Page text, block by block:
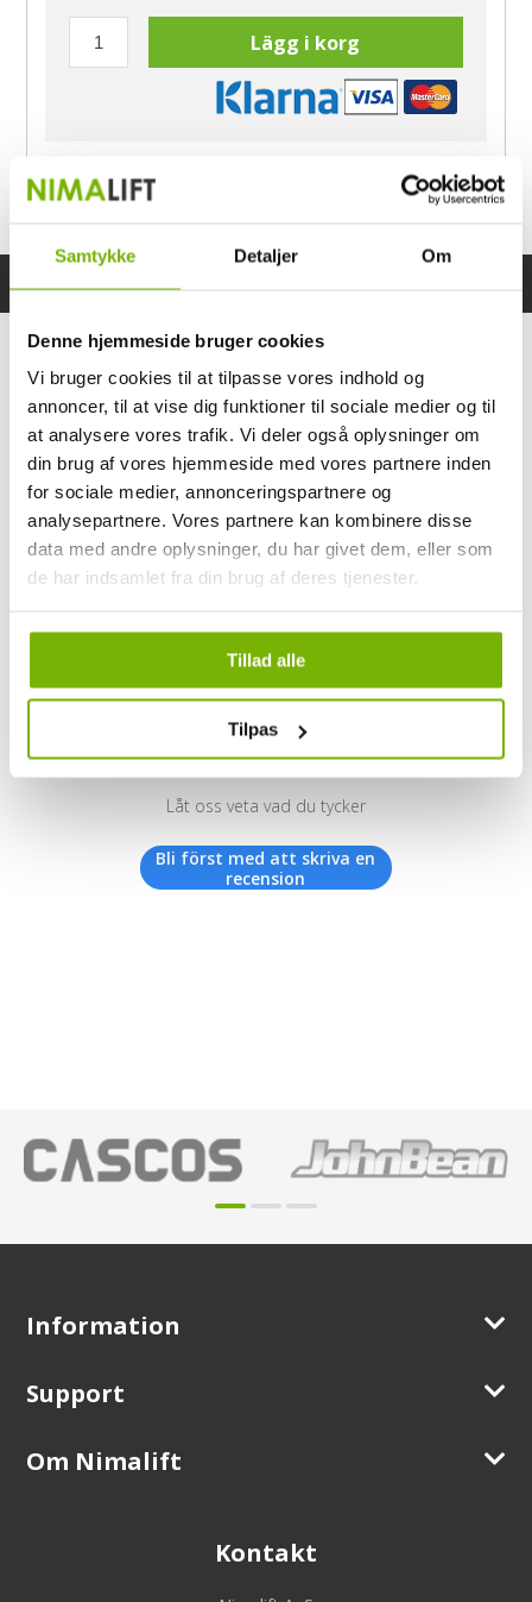
Samtykke Detaljer Om
Denne hjemmeside bruger cookies
Vi bruger cookies til at tilpasse vores indhold og
annoncer, til at vise dig funktioner til sociale medier og til
at analysere vores trafik. Vi deler også oplysninger om
din brug af vores hjemmeside med vores partnere inden
for sociale medier, annonceringspartnere og
analysepartnere. Vores partnere kan kombinere disse
data med andre oplysninger, du har givet dem, eller som
de har indsamlet fra din brug af deres tjenester.
Tillad alle
Tilpas
Lägg i korg
Specifikationer
Vi letar efter stjärnor!
Låt oss veta vad du tycker
Bli först med att skriva en
recension
Information
Support
Om Nimalift
Kontakt